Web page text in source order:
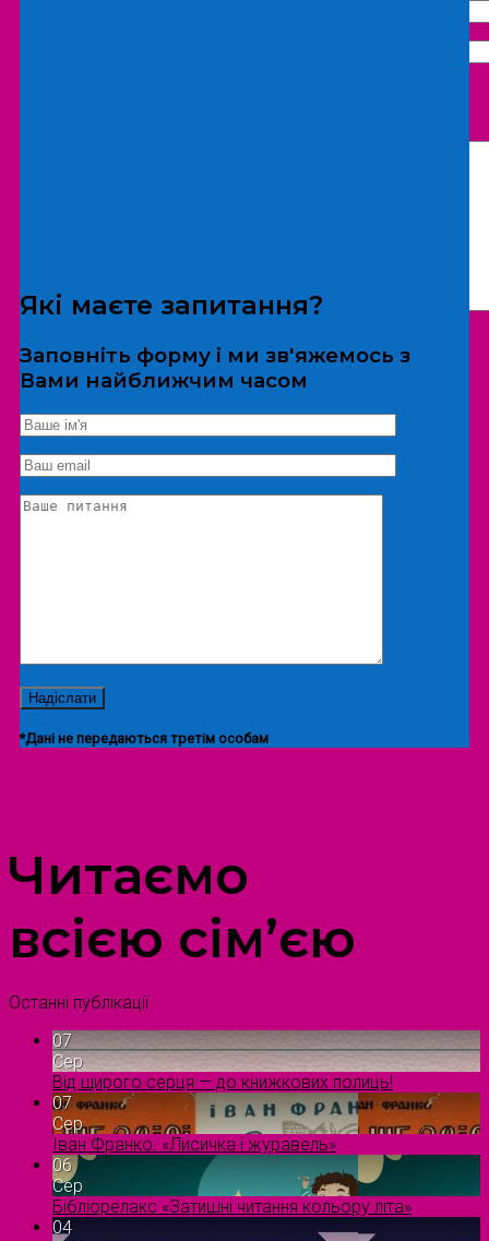
*Дані не передаються третім особам
Екскурсія/локація
Які маєте запитання?
Заповніть форму і ми зв'яжемось з
Вами найближчим часом
*Дані не передаються третім особам
Читаємо
всією сім’єю
Останні публікації
07
Сер
Від щирого серця — до книжкових полиць!
07
Сер
Іван Франко. «Лисичка і журавель»
06
Сер
Бібліорелакс «Затишні читання кольору літа»
04